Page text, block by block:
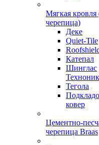
Мягкая кровля
черепица)
Деке
Quiet-Tile
Катепал
Шинглас
Тегола
ковер
Цементно-
черепица Braas